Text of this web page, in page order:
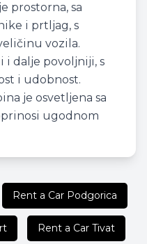
prostorna, sa
i prtljag, s
vozila.
i dalje povoljniji, s
i udobnost.
je osvetljena sa
ugodnom
Rent a Car Podgorica
Rent a Car Tivat